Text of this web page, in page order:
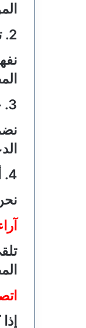
2. تصميمات مخصصة
3. خدمة العملاء
4. أسعار تنافسية